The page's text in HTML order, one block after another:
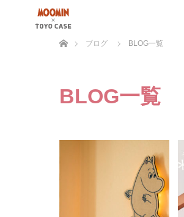
ホーム
ブログ
BLOG一覧
BLOG一覧